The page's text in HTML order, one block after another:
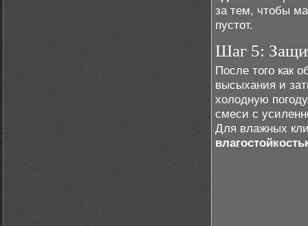
за тем, чтобы
пустот.
Шаг 5:
После того как
высыхания и
холодную
смеси с
Для влажных